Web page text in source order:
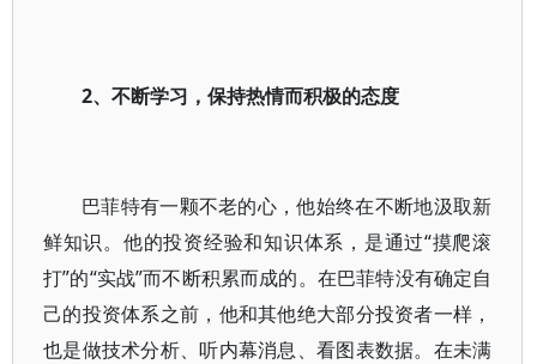
2、不断学习，保持热情而积极的态度
巴菲特有一颗不老的心，他始终在不断地汲取新
鲜知识。他的投资经验和知识体系，是通过“摸爬滚
打”的“实战”而不断积累而成的。在巴菲特没有确定自
己的投资体系之前，他和其他绝大部分投资者一样，
也是做技术分析、听内幕消息、看图表数据。在未满